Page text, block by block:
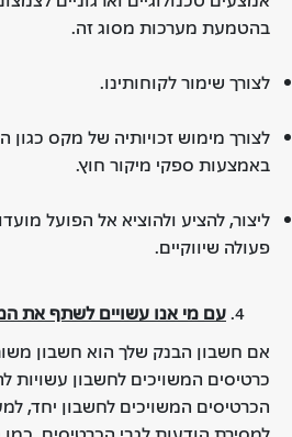
בהטמעת מערכות מסוג זה.
לצורך שימור לקוחותינו.
לצורך מימוש זכויותיה של מקס כגון
באמצעות ספקי מיקור חוץ.
ליצור, להציע ולהוציא אל הפועל
פעולה שיווקיים.
עם מי אנו עשויים לשתף את
אם חשבון הבנק שלך הוא חשבון
כרטיסים המשויכים לחשבון עשויות
הכרטיסים המשויכים לחשבון יחד,